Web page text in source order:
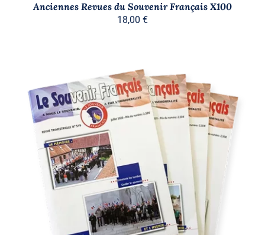
Anciennes Revues du Souvenir Français X100
18,00 €
AJOUTER AU PANIER
DÉTAILS